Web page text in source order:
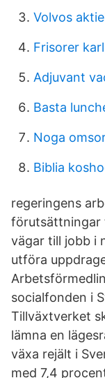
Volvos
Frisorer
Adjuvant
Basta
Noga
Biblia
regeringens
förutsättningar
vägar till jobb i
utföra
socialfonden i
Tillväxtverket
lämna en
växa rejält i
med 7,4